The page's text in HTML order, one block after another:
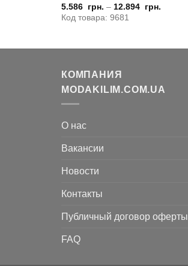
5.586 грн. – 12.894 грн.
Код товара: 9681
КОМПАНИЯ
MODAKILIM.COM.UA
О нас
Вакансии
Новости
Контакты
Публичный договор оферты
FAQ